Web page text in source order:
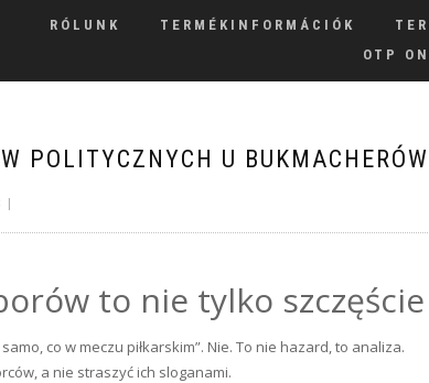
RÓLUNK TERMÉKINFORMÁCIÓK
OTP
POLITYCZNYCH U
to nie tylko szczęście
co w meczu piłkarskim”. Nie. To nie hazard, to analiza.
a nie straszyć ich sloganami.